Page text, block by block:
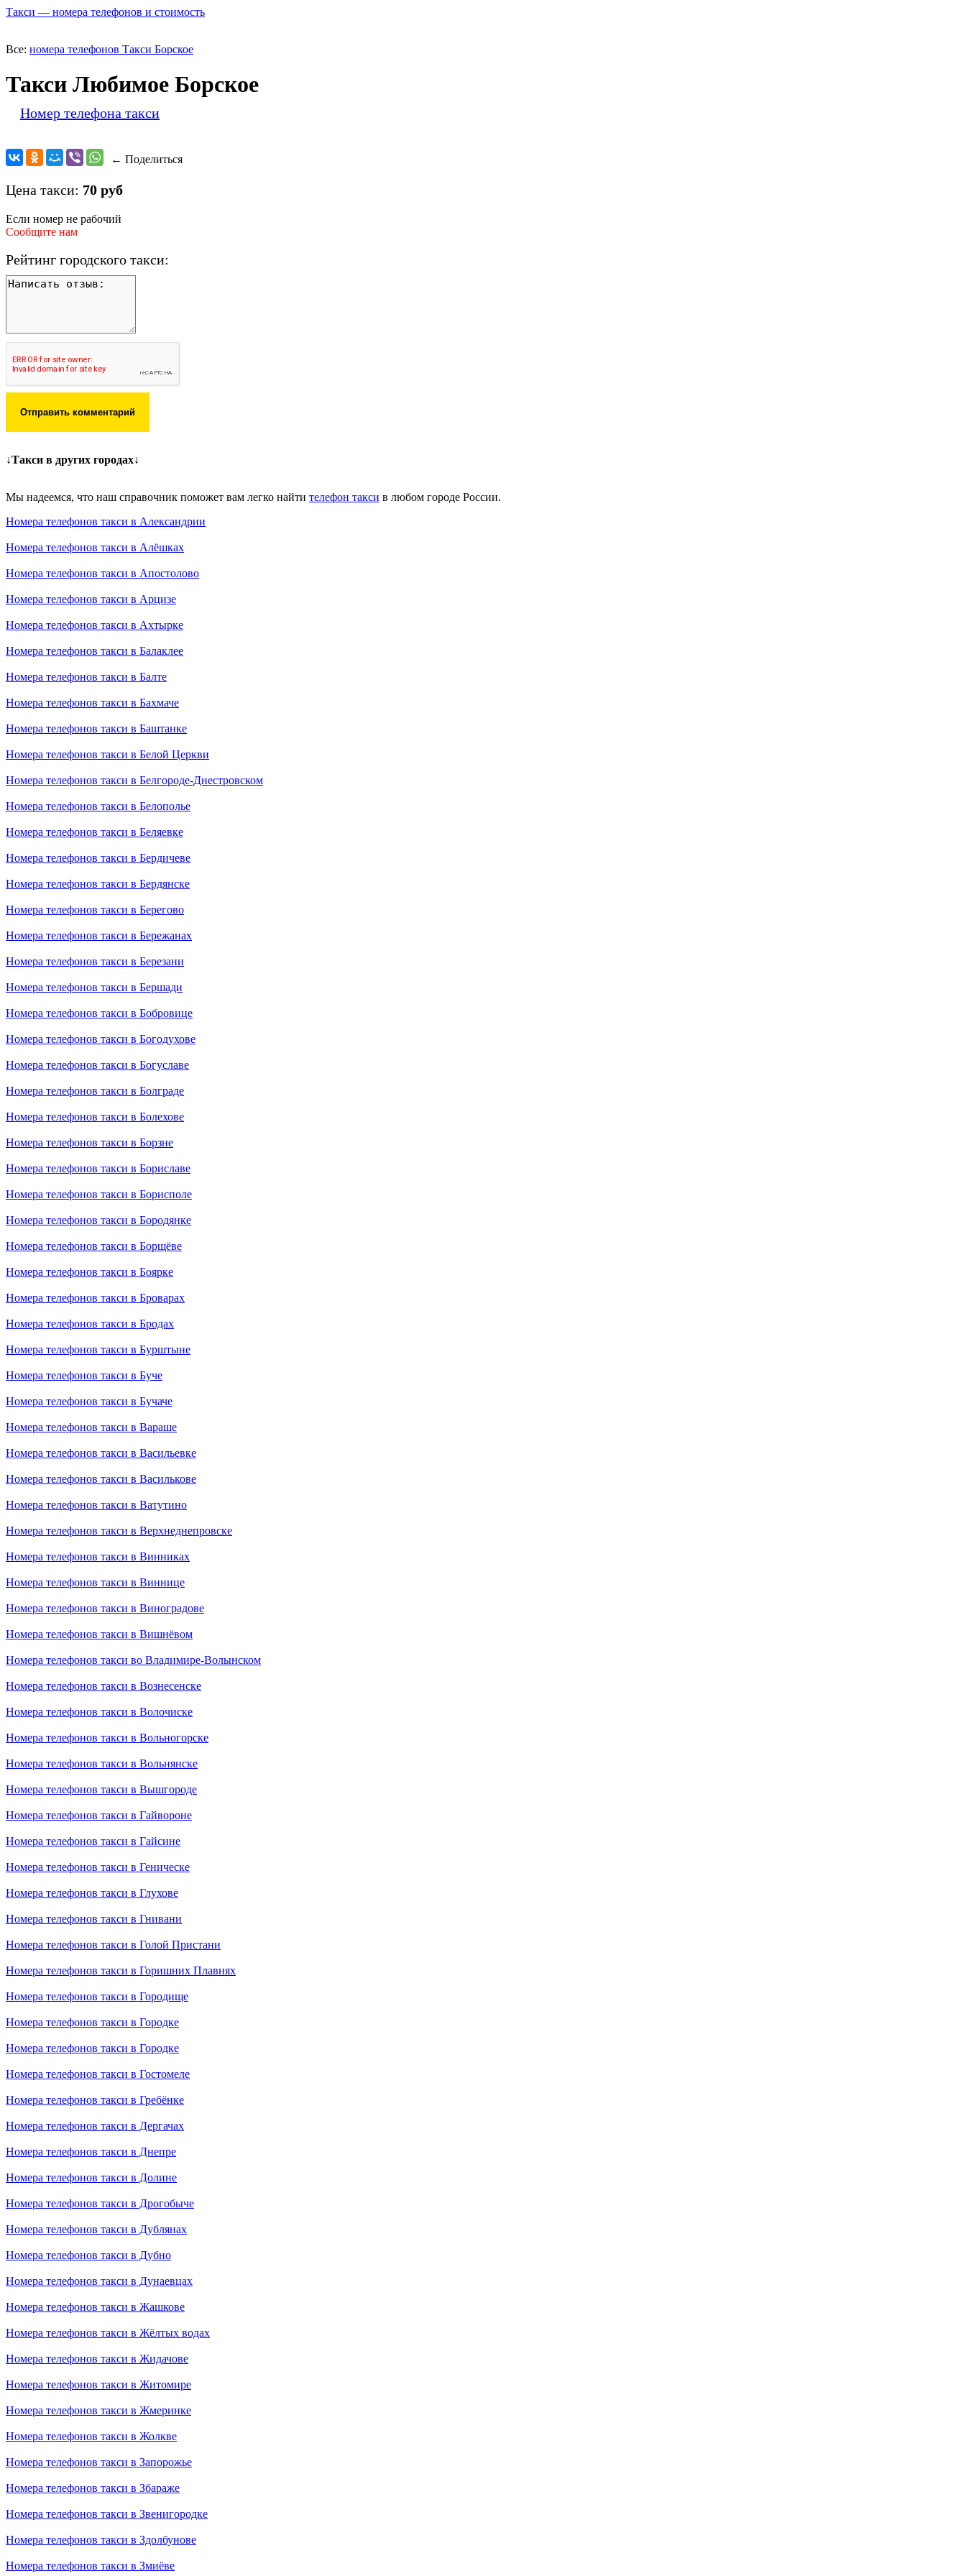
Такси — номера телефонов и стоимость
Все: номера телефонов Такси Борское
Такси Любимое Борское
Номер телефона такси
← Поделиться
Цена такси: 70 руб
Если номер не рабочий
Сообщите нам
Рейтинг городского такси:
Отправить комментарий
↓Такси в других городах↓
Мы надеемся, что наш справочник поможет вам легко найти телефон такси в любом городе России.
Номера телефонов такси в Александрии
Номера телефонов такси в Алёшках
Номера телефонов такси в Апостолово
Номера телефонов такси в Арцизе
Номера телефонов такси в Ахтырке
Номера телефонов такси в Балаклее
Номера телефонов такси в Балте
Номера телефонов такси в Бахмаче
Номера телефонов такси в Баштанке
Номера телефонов такси в Белой Церкви
Номера телефонов такси в Белгороде-Днестровском
Номера телефонов такси в Белополье
Номера телефонов такси в Беляевке
Номера телефонов такси в Бердичеве
Номера телефонов такси в Бердянске
Номера телефонов такси в Берегово
Номера телефонов такси в Бережанах
Номера телефонов такси в Березани
Номера телефонов такси в Бершади
Номера телефонов такси в Бобровице
Номера телефонов такси в Богодухове
Номера телефонов такси в Богуславе
Номера телефонов такси в Болграде
Номера телефонов такси в Болехове
Номера телефонов такси в Борзне
Номера телефонов такси в Бориславе
Номера телефонов такси в Борисполе
Номера телефонов такси в Бородянке
Номера телефонов такси в Борщёве
Номера телефонов такси в Боярке
Номера телефонов такси в Броварах
Номера телефонов такси в Бродах
Номера телефонов такси в Бурштыне
Номера телефонов такси в Буче
Номера телефонов такси в Бучаче
Номера телефонов такси в Вараше
Номера телефонов такси в Васильевке
Номера телефонов такси в Василькове
Номера телефонов такси в Ватутино
Номера телефонов такси в Верхнеднепровске
Номера телефонов такси в Винниках
Номера телефонов такси в Виннице
Номера телефонов такси в Виноградове
Номера телефонов такси в Вишнёвом
Номера телефонов такси во Владимире-Волынском
Номера телефонов такси в Вознесенске
Номера телефонов такси в Волочиске
Номера телефонов такси в Вольногорске
Номера телефонов такси в Вольнянске
Номера телефонов такси в Вышгороде
Номера телефонов такси в Гайвороне
Номера телефонов такси в Гайсине
Номера телефонов такси в Геническе
Номера телефонов такси в Глухове
Номера телефонов такси в Гнивани
Номера телефонов такси в Голой Пристани
Номера телефонов такси в Горишних Плавнях
Номера телефонов такси в Городище
Номера телефонов такси в Городке
Номера телефонов такси в Городке
Номера телефонов такси в Гостомеле
Номера телефонов такси в Гребёнке
Номера телефонов такси в Дергачах
Номера телефонов такси в Днепре
Номера телефонов такси в Долине
Номера телефонов такси в Дрогобыче
Номера телефонов такси в Дублянах
Номера телефонов такси в Дубно
Номера телефонов такси в Дунаевцах
Номера телефонов такси в Жашкове
Номера телефонов такси в Жёлтых водах
Номера телефонов такси в Жидачове
Номера телефонов такси в Житомире
Номера телефонов такси в Жмеринке
Номера телефонов такси в Жолкве
Номера телефонов такси в Запорожье
Номера телефонов такси в Збараже
Номера телефонов такси в Звенигородке
Номера телефонов такси в Здолбунове
Номера телефонов такси в Змиёве